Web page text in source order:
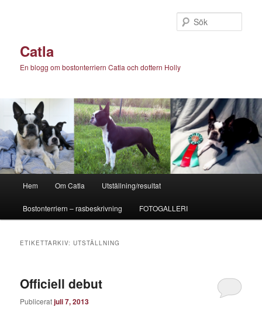
Catla
En blogg om bostonterriern Catla och dottern Holly
Hem Om Catla Utställning/resultat
Bostonterriern – rasbeskrivning FOTOGALLERI
ETIKETTARKIV:UTSTÄLLNING
Officiell debut
Publiceratjuli 7, 2013